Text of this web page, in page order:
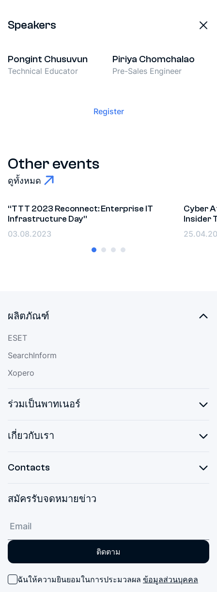
Speakers
Pongint Chusuvun
Technical Educator
Piriya Chomchalao
Pre-Sales Engineer
Register
Other events
ดูทั้งหมด
Events
“TTT 2023 Reconnect: Enterprise IT
Infrastructure Day”
03.08.2023
Cyber
Insider
ผลิตภัณฑ์
ESET
SearchInform
Xopero
ร่วมเป็นพาทเนอร์
เกี่ยวกับเรา
Contacts
สมัครรับจดหมายข่าว
ติดตาม
ฉันให้ความยินยอมในการประมวลผล ข้อมูลส่วนบุคคล